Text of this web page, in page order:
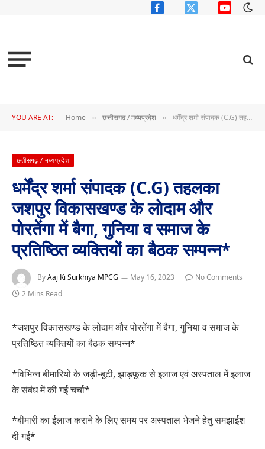
FacebookX
YouTube
YOU ARE AT: Home » छत्तीसगढ़ / मध्यप्रदेश » धर्मेंद्र शर्मा संपादक (C.G) तहलका जशपुर विकासखण्ड के लोदाम और पोरतेंगा में बैगा, गुनिया व समाज के प्रतिष्ठित व्यक्तियों का बैठक सम्पन्न*
छत्तीसगढ़ / मध्यप्रदेश
धर्मेंद्र शर्मा संपादक (C.G) तहलका
जशपुर विकासखण्ड के लोदाम और
पोरतेंगा में बैगा, गुनिया व समाज के
प्रतिष्ठित व्यक्तियों का बैठक सम्पन्न*
ByAaj Ki Surkhiya MPCG May 16, 2023
No Comments
2 Mins Read
*जशपुर विकासखण्ड के लोदाम और पोरतेंगा में बैगा, गुनिया व समाज के
प्रतिष्ठित व्यक्तियों का बैठक सम्पन्न*
*विभिन्न बीमारियों के जड़ी-बूटी, झाड़फूक से इलाज एवं अस्पताल में इलाज
के संबंध में की गई चर्चा*
*बीमारी का ईलाज कराने के लिए समय पर अस्पताल भेजने हेतु समझाईश
दी गई*